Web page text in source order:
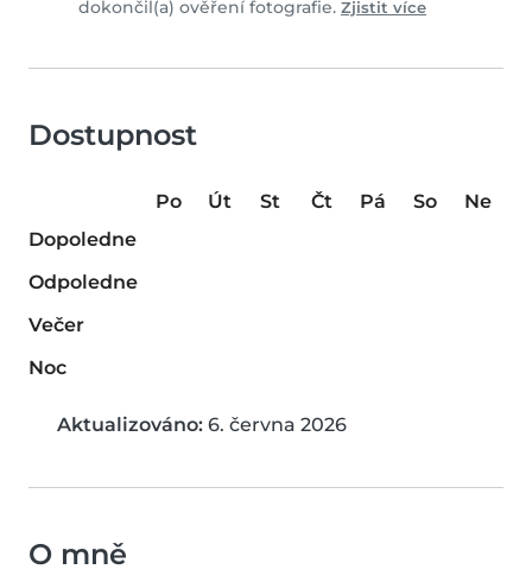
dokončil(a) ověření fotografie. Zjistit více
Dostupnost
Po Út St Čt Pá So
Ne
Dopoledne
Odpoledne
Večer
Noc
Aktualizováno: 6. června 2026
O mně